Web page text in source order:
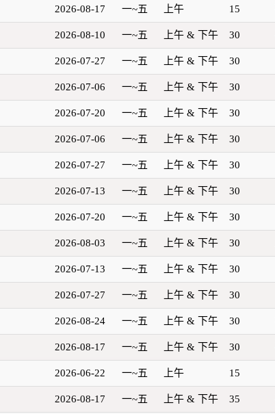
2026-08-17 一~五 上午 15
2026-08-10 一~五 上午 & 下午 30
2026-07-27 一~五 上午 & 下午 30
2026-07-06 一~五 上午 & 下午 30
2026-07-20 一~五 上午 & 下午 30
2026-07-06 一~五 上午 & 下午 30
2026-07-27 一~五 上午 & 下午 30
2026-07-13 一~五 上午 & 下午 30
2026-07-20 一~五 上午 & 下午 30
2026-08-03 一~五 上午 & 下午 30
2026-07-13 一~五 上午 & 下午 30
2026-07-27 一~五 上午 & 下午 30
2026-08-24 一~五 上午 & 下午 30
2026-08-17 一~五 上午 & 下午 30
2026-06-22 一~五 上午 15
2026-08-17 一~五 上午 & 下午 35